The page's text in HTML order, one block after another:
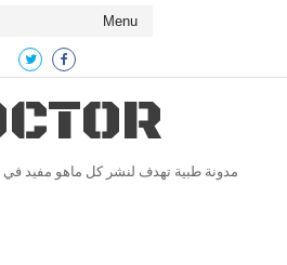
مدونة طبية تهدف لنشر كل ماهو مفيد في